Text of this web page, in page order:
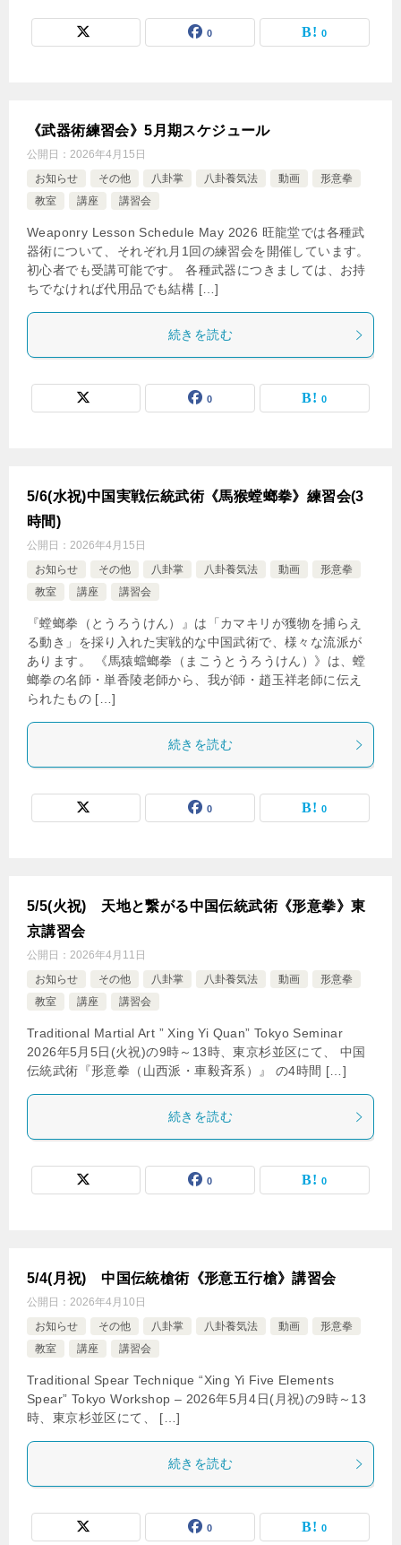
0 0
《武器術練習会》5月期スケジュール
公開日： 2026年4月15日
お知らせ
その他 八卦掌 八卦養気法 動画
形意拳
教室
講座 講習会
Weaponry Lesson Schedule May 2026 旺龍堂では各種武
器術について、それぞれ月1回の練習会を開催しています。
初心者でも受講可能です。 各種武器につきましては、お持
ちでなければ代用品でも結構 […]
続きを読む
0 0
5/6(水祝)中国実戦伝統武術《馬猴螳螂拳》練習会(3
時間)
公開日： 2026年4月15日
お知らせ
その他 八卦掌 八卦養気法 動画
形意拳
教室
講座 講習会
『螳螂拳（とうろうけん）』は「カマキリが獲物を捕らえ
る動き」を採り入れた実戦的な中国武術で、様々な流派が
あります。 《馬猿蟷螂拳（まこうとうろうけん）》は、螳
螂拳の名師・単香陵老師から、我が師・趙玉祥老師に伝え
られたもの […]
続きを読む
0 0
5/5(火祝) 天地と繋がる中国伝統武術《形意拳》東
京講習会
公開日： 2026年4月11日
お知らせ
その他 八卦掌 八卦養気法 動画
形意拳
教室
講座 講習会
Traditional Martial Art ” Xing Yi Quan” Tokyo Seminar
2026年5月5日(火祝)の9時～13時、東京杉並区にて、 中国
伝統武術『形意拳（山西派・車毅斉系）』 の4時間 […]
続きを読む
0 0
5/4(月祝) 中国伝統槍術《形意五行槍》講習会
公開日： 2026年4月10日
お知らせ
その他 八卦掌 八卦養気法 動画
形意拳
教室
講座 講習会
Traditional Spear Technique “Xing Yi Five Elements
Spear” Tokyo Workshop – 2026年5月4日(月祝)の9時～13
時、東京杉並区にて、 […]
続きを読む
0 0